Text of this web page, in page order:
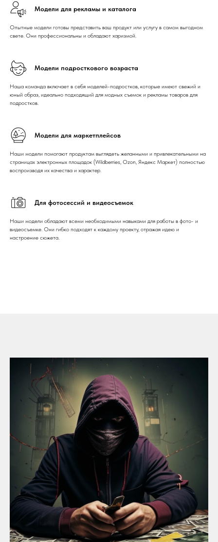
Модели для рекламы и каталога
Опытные модели готовы представить ваш продукт или услугу в самом выгодном
свете. Они профессиональны и обладают харизмой.
Модели подросткового возраста
Наша команда включает в себя моделей-подростков, которые имеют свежий и
юный образ, идеально подходящий для модных съемок и рекламы товаров для
подростков.
Модели для маркетплейсов
Наши модели помогают продуктам выглядеть желанными и привлекательными на
страницах электронных площадок (Wildberries, Ozon, Яндекс Маркет) полностью
воспроизводя их качества и характер.
Для фотосессий и видеосъемок
Наши модели обладают всеми необходимыми навыками для работы в фото- и
видеосъемке. Они гибко подходят к каждому проекту, отражая идею и
настроение сюжета.